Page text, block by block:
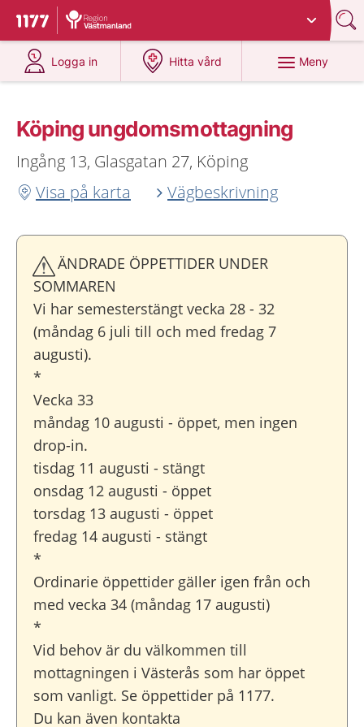
Till startsidan för 1177
Du har valt region
Logga in
på 1177.se
Hitta vård
på 1177.se
Meny
Köping ungdoms­mottagning
Ingång 13, Glasgatan 27, Köping
Visa på karta
Vägbeskrivning
ÄNDRADE ÖPPETTIDER UNDER
SOMMAREN
Vi har semesterstängt vecka 28 - 32
(måndag 6 juli till och med fredag 7
augusti).
*
Vecka 33
måndag 10 augusti - öppet, men ingen
drop-in.
tisdag 11 augusti - stängt
onsdag 12 augusti - öppet
torsdag 13 augusti - öppet
fredag 14 augusti - stängt
*
Ordinarie öppettider gäller igen från och
med vecka 34 (måndag 17 augusti)
*
Vid behov är du välkommen till
mottagningen i Västerås som har öppet
som vanligt. Se öppettider på 1177.
Du kan även kontakta